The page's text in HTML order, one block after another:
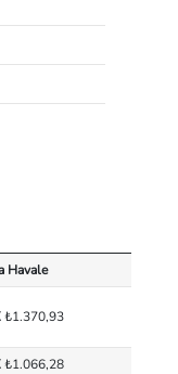
Havale
₺1.370,93
₺1.066,28